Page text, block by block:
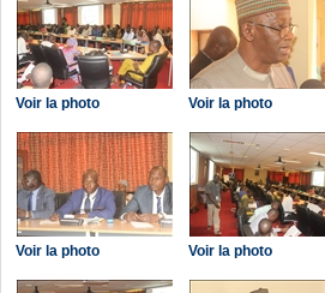
Voir la photo Voir la photo
Voir la photo Voir la photo